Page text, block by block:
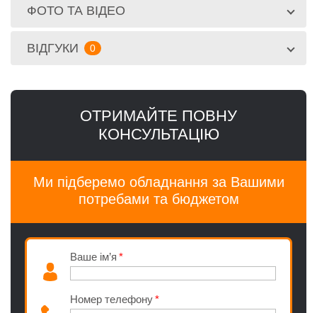
ФОТО ТА ВІДЕО
ВІДГУКИ 0
ОТРИМАЙТЕ ПОВНУ
КОНСУЛЬТАЦІЮ
Ми підберемо обладнання за Вашими
потребами та бюджетом
Ваше ім’я
Номер телефону